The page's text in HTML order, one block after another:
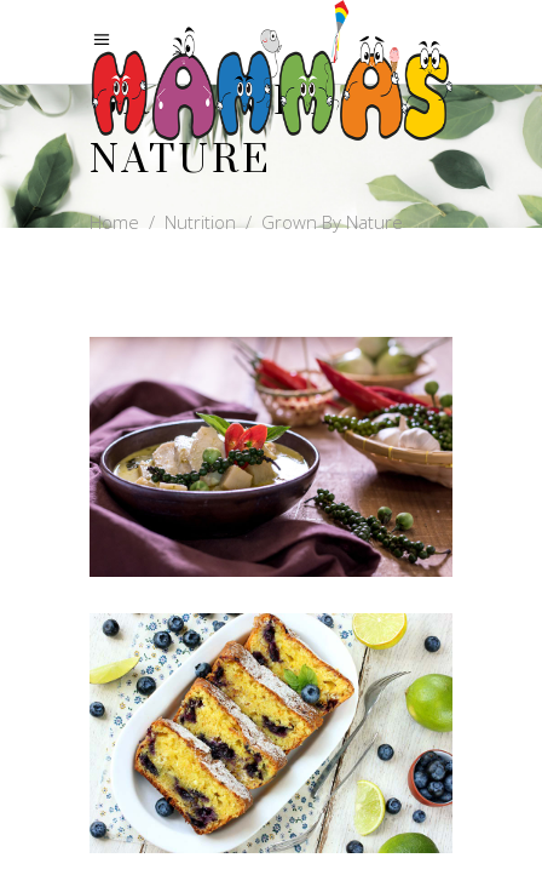
GROWN BY
NATURE
Home / Nutrition/ Grown By Nature